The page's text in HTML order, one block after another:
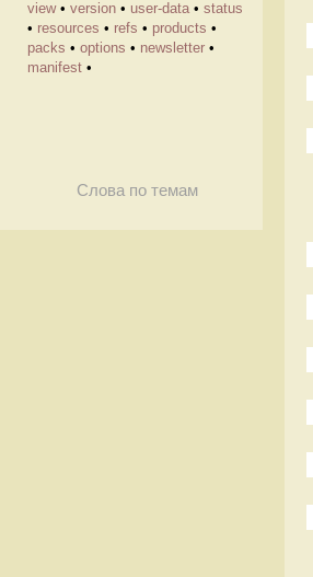
view• version • user-data • status
• resources • refs • products •
packs • options • newsletter •
manifest •
Слова по темам